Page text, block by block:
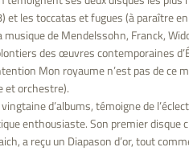
et les toccatas et fugues (à paraître
de Mendelssohn, Franck,
des œuvres contemporaines
Mon royaume n’est pas de ce
et orchestre).
d’albums, témoigne de
enthousiaste. Son premier disque
a reçu un Diapason d’or, tout